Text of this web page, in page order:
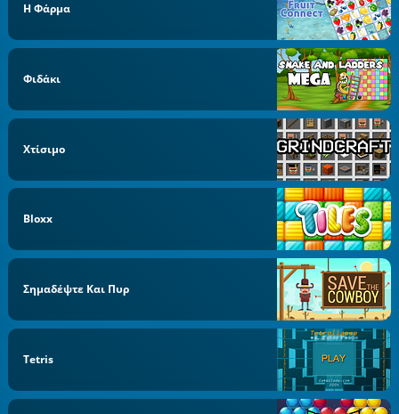
Η Φάρμα
Φιδάκι
Χτίσιμο
Bloxx
Σημαδέψτε Και Πυρ
Tetris